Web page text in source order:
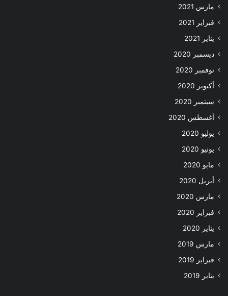
مارس 2021
فبراير 2021
يناير 2021
ديسمبر 2020
نوفمبر 2020
أكتوبر 2020
سبتمبر 2020
أغسطس 2020
يوليو 2020
يونيو 2020
مايو 2020
أبريل 2020
مارس 2020
فبراير 2020
يناير 2020
مارس 2019
فبراير 2019
يناير 2019